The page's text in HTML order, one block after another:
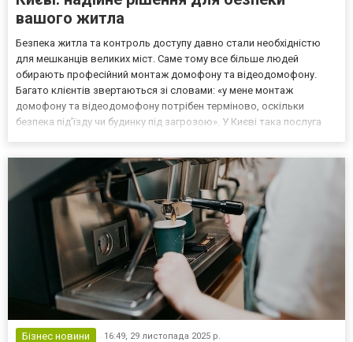
вашого житла
Безпека житла та контроль доступу давно стали необхідністю
для мешканців великих міст. Саме тому все більше людей
обирають професійний монтаж домофону та відеодомофону.
Багато клієнтів звертаються зі словами: «у мене монтаж
домофону та відеодомофону потрібен терміново, оскільки
безпека під’їзду чи будинку під загрозою». У Києві така послуга
Бізнес новини 16:49, 29 листопада 2025 р.